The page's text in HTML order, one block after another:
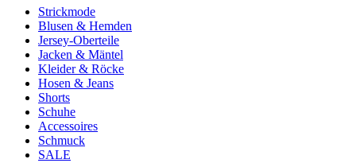
Strickmode
Blusen & Hemden
Jersey-Oberteile
Jacken & Mäntel
Kleider & Röcke
Hosen & Jeans
Shorts
Schuhe
Accessoires
Schmuck
SALE